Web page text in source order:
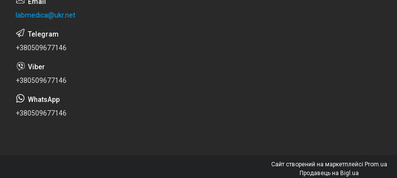
labmedica@ukr.net
+380509677146
+380509677146
+380509677146
Сайт створений на маркетплейсі Prom.ua
Продавець на Bigl.ua